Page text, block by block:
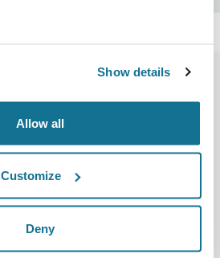
Show details
Allow all
Customize
Deny
Bác sĩ phẫu thuật thẩm mỹ
Bác sĩ phẫu thuật
Quản lý 3D
thuật